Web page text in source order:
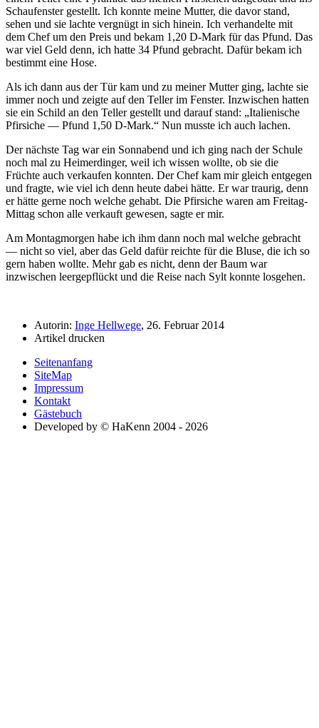
Schaufenster gestellt. Ich konnte meine Mutter, die davor stand,
sehen und sie lachte vergnügt in sich hinein. Ich verhandelte mit
dem Chef um den Preis und bekam 1,20 D-Mark für das Pfund. Das
war viel Geld denn, ich hatte 34 Pfund gebracht. Dafür bekam ich
bestimmt eine Hose.
Als ich dann aus der Tür kam und zu meiner Mutter ging, lachte sie
immer noch und zeigte auf den Teller im Fenster. Inzwischen hatten
sie ein Schild an den Teller gestellt und darauf stand:
Italienische
Pfirsiche — Pfund 1,50 D-Mark.
Nun musste ich auch lachen.
Der nächste Tag war ein Sonnabend und ich ging nach der Schule
noch mal zu Heimerdinger, weil ich wissen wollte, ob sie die
Früchte auch verkaufen konnten. Der Chef kam mir gleich entgegen
und fragte, wie viel ich denn heute dabei hätte. Er war traurig, denn
er hätte gerne noch welche gehabt. Die Pfirsiche waren am Freitag-
Mittag schon alle verkauft gewesen, sagte er mir.
Am Montagmorgen habe ich ihm dann noch mal welche gebracht
— nicht so viel, aber das Geld dafür reichte für die Bluse, die ich so
gern haben wollte. Mehr gab es nicht, denn der Baum war
inzwischen leergepflückt und die Reise nach Sylt konnte losgehen.
Autorin: Inge Hellwege, 26. Februar 2014
Artikel drucken
Seitenanfang
SiteMap
Impressum
Kontakt
Gästebuch
Developed by © HaKenn 2004 - 2026